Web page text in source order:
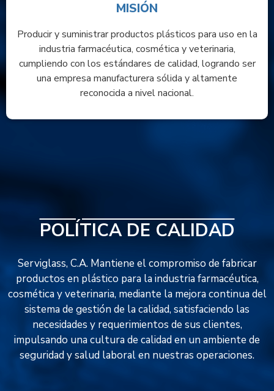
MISIÓN
Producir y suministrar productos plásticos para uso en la
industria farmacéutica, cosmética y veterinaria,
cumpliendo con los estándares de calidad, logrando ser
una empresa manufacturera sólida y altamente
reconocida a nivel nacional.
POLÍTICA DE CALIDAD
Serviglass, C.A. Mantiene el compromiso de fabricar
productos en plástico para la industria farmacéutica,
cosmética y veterinaria, mediante la mejora continua del
sistema de gestión de la calidad, satisfaciendo las
necesidades y requerimientos de sus clientes,
impulsando una cultura de calidad en un ambiente de
seguridad y salud laboral en nuestras operaciones.